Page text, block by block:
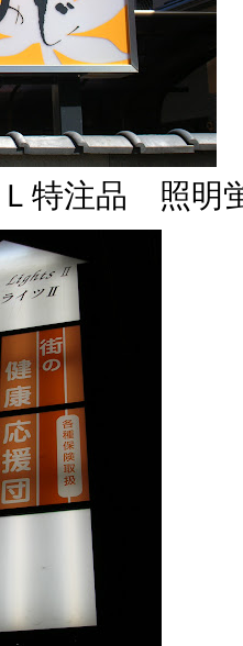
特注品 照明